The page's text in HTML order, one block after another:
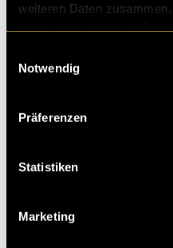
weiteren Daten
Notwendig
Präferenzen
Statistiken
Marketing
Kritik